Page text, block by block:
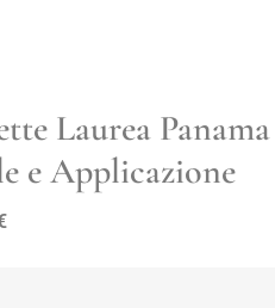
Laurea Panama
e Applicazione